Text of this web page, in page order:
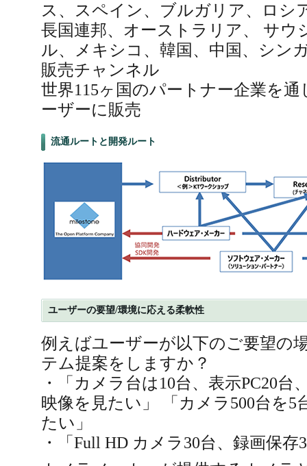
ス、スペイン、ブルガリア、ロシ
長国連邦、オーストラリア、 サウ
ル、メキシコ、韓国、中国、シン
販売チャンネル
世界115ヶ国のパートナー企業を通
ーザーに販売
流通ルートと開発ルート
ユーザーの要望/環境に応える柔軟性
例えばユーザーが以下のご要望の
テム提案をしますか？
・「カメラ台は10台、表示PC20台
映像を見たい」 「カメラ500台を5
たい」
・「Full HD カメラ30台、録画保存